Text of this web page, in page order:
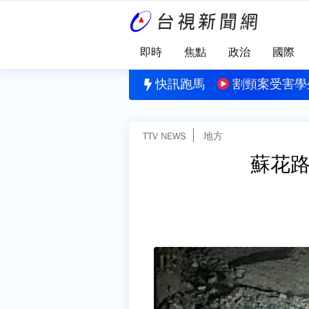
即時 焦點 政治 國際
快訊跑馬
2.3億 8/6台彩幸運獎號一次看 割頸案受害
TTV NEWS 地方
蘇花